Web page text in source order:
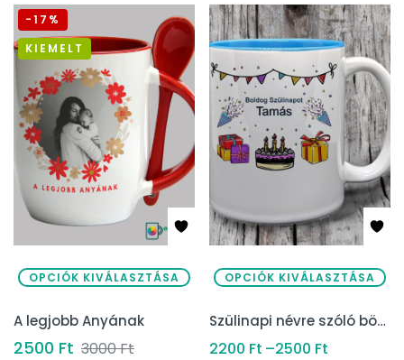
-17%
KIEMELT
OPCIÓK KIVÁLASZTÁSA
A legjobb Anyának
2500 Ft 3000Ft
OPCIÓK KIVÁLASZTÁSA
Szülinapi névre szóló bögre
2200 Ft –2500 Ft